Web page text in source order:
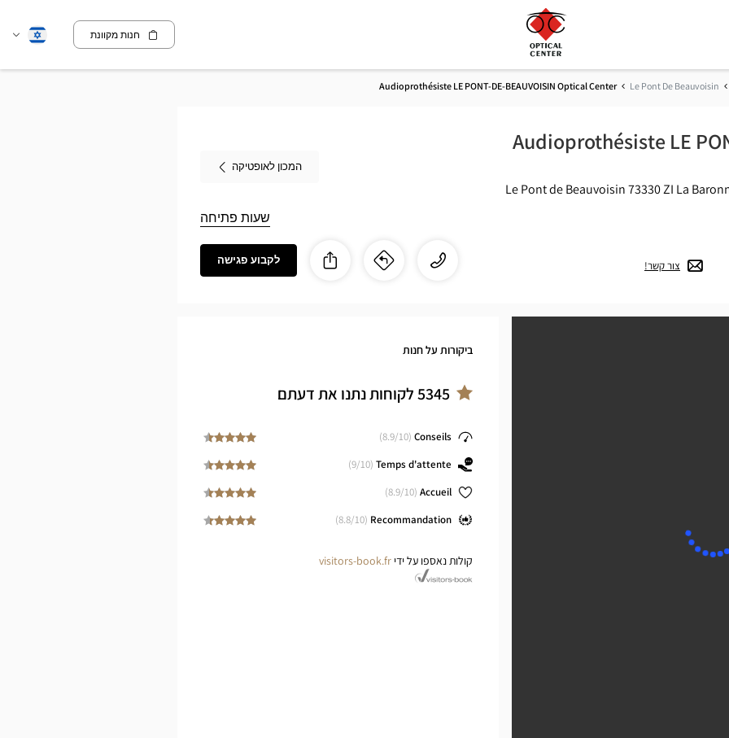
חנות מקוונת
שנהעברית
Le Pont De Beauvoisin
Audioprothésiste LE PONT-DE-BEAUVOISIN Optical Center
Audioprothésiste LE
ZI La
73330 Le Pont de Beauvoisin
צור קשר!
המכון לאופטיקה
שעות פתיחה
התקשר
DE-
Optical
ב
שיחה לו"ז
לחנות
DE-
Optical
Center
לַחֲלוֹק
לקבוע פגישה
ביקורות על חנות
5345לקוחות נתנו את דעתם
Conseils
(
8.9/10)
Temps d'attente
(
9/10)
Accueil
(
8.9/10)
Recommandation
(
8.8/10)
קולות נאספו על ידי visitors-book.fr